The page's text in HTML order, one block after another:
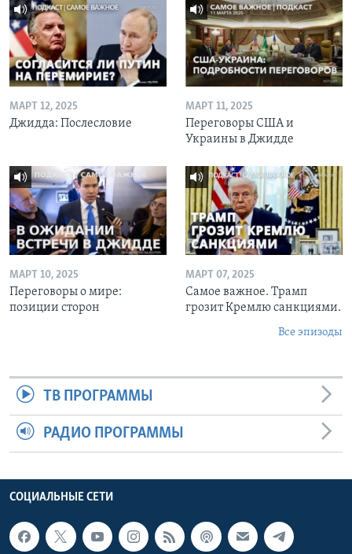
МАРТ 12, 2025
Джидда: Послесловие
МАРТ 11, 2025
Переговоры США и
Украины в Джидде
МАРТ 10, 2025
Переговоры о мире:
позиции сторон
МАРТ 07, 2025
Самое важное. Трамп
грозит Кремлю санкциями.
Все эпизоды
ТВ ПРОГРАММЫ
РАДИО ПРОГРАММЫ
СОЦИАЛЬНЫЕ СЕТИ